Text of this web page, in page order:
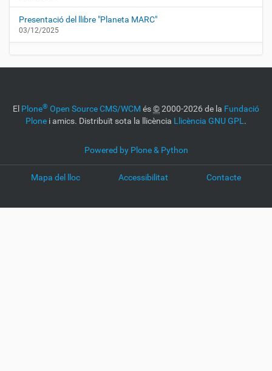
Presentació del llibre "Planeta MARC"
03/12/2025
El Plone® Open Source CMS/WCM és©2000-2026 de la Fundació
Plone i amics. Distribuït sota la llicència Llicència GNU GPL .
Powered by Plone & Python
Mapa del lloc Accessibilitat Contacte